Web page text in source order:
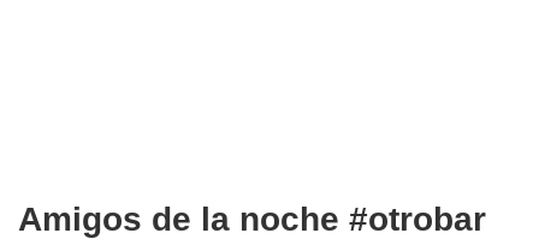
Amigos de la noche #otrobar